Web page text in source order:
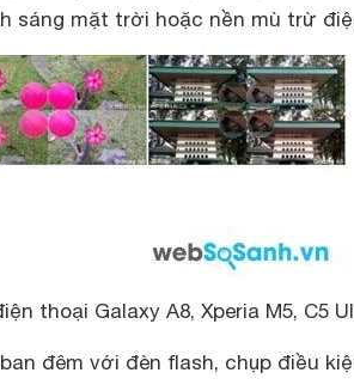
sáng mặt trời hoặc nền mù trừ
thoại Galaxy A8, Xperia M5, C5
đêm với đèn flash, chụp điều